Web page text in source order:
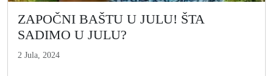
ZAPOČNI BAŠTU U JULU! ŠTA
SADIMO U JULU?
2 Jula, 2024